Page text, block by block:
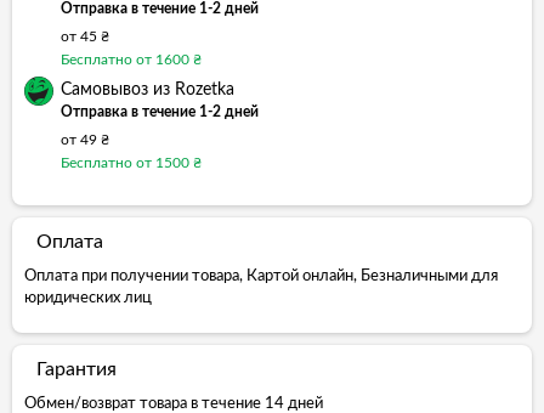
Отправка в течение 1-2 дней
от 45 ₴
Бесплатно от 1600 ₴
Самовывоз из Rozetka
Отправка в течение 1-2 дней
от 49 ₴
Бесплатно от 1500 ₴
Оплата
Оплата при получении товара, Картой онлайн, Безналичными для
юридических лиц
Гарантия
Обмен/возврат товара в течение 14 дней